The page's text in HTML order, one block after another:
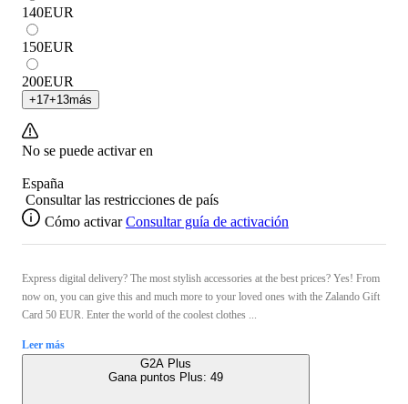
140EUR
150EUR
200EUR
+17+13más
No se puede activar en
España
Consultar las restricciones de país
Cómo activar Consultar guía de activación
Express digital delivery? The most stylish accessories at the best prices? Yes! From
now on, you can give this and much more to your loved ones with the Zalando Gift
Card 50 EUR. Enter the world of the coolest clothes ...
Leer más
G2A Plus
Gana puntos Plus: 49